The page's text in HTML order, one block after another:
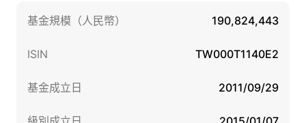
基金規模（人民幣） 190,824,443
ISIN TW000T1140E2
基金成立日 2011/09/29